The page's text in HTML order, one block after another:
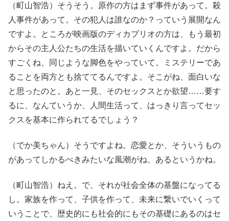
（町山智浩）そうそう。原作の方はまず事件があって。殺
人事件があって。その犯人は誰なのか？っていう展開なん
ですよ。ところが映画版のディカプリオの方は、もう最初
からその主人公たちの生活を描いていくんですよ。だから
すごくね、同じような脚色をやっていて。ミステリーであ
ることを両方とも捨ててるんですよ。そこがね、面白いな
と思ったのと。あと一見、そのセックスとか欲望……要す
るに、なんていうか、人間生活って、はっきり言ってセッ
クスを基本に作られてるでしょう？
（でか美ちゃん）そうですよね。恋愛とか、そういうもの
があってしかるべきみたいな風潮がね、あるというかね。
（町山智浩）ねえ。で、それが社会全体の基盤になってる
し。家族を作って、子供を作って、未来に繋いでいくって
いうことで、歴史的にも社会的にもその基礎にあるのはセ